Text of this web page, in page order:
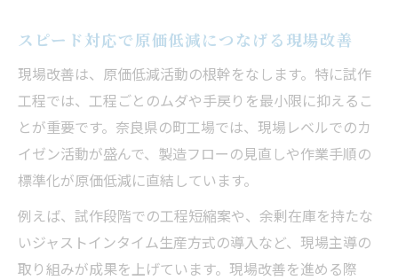
スピード対応で原価低減につなげる現場改善
現場改善は、原価低減活動の根幹をなします。特に試作
工程では、工程ごとのムダや手戻りを最小限に抑えるこ
とが重要です。奈良県の町工場では、現場レベルでのカ
イゼン活動が盛んで、製造フローの見直しや作業手順の
標準化が原価低減に直結しています。
例えば、試作段階での工程短縮案や、余剰在庫を持たな
いジャストインタイム生産方式の導入など、現場主導の
取り組みが成果を上げています。現場改善を進める際